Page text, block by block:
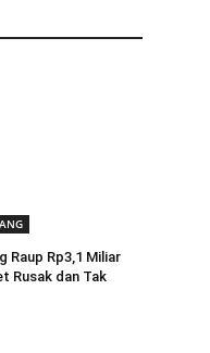
Raup Rp3,1 Miliar
Rusak dan Tak